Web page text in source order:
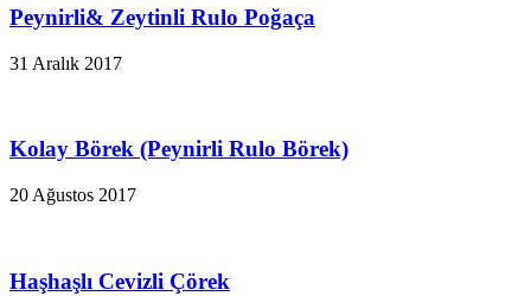
Peynirli& Zeytinli Rulo Poğaça
31 Aralık 2017
Kolay Börek (Peynirli Rulo Börek)
20 Ağustos 2017
Haşhaşlı Cevizli Çörek